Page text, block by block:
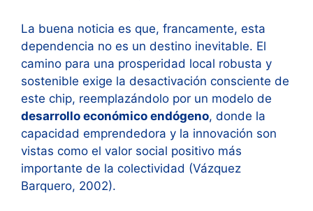
La buena noticia es que, francamente, esta
dependencia no es un destino inevitable. El
camino para una prosperidad local robusta y
sostenible exige la desactivación consciente de
este chip, reemplazándolo por un modelo de
desarrollo económico endógeno, donde la
capacidad emprendedora y la innovación son
vistas como el valor social positivo más
importante de la colectividad (Vázquez
Barquero, 2002).